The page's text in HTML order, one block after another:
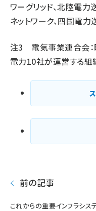
ワーグリッド、北陸電
ネットワーク、四国電
注3 電気事業連合会
電力10社が運営する組
前の記事
これからの重要インフラシス